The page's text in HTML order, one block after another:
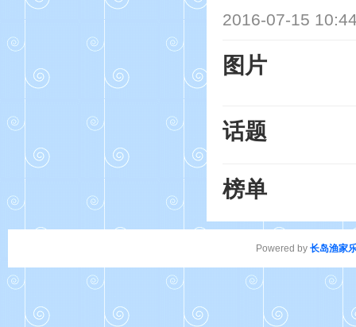
2016-07-15
图片
话题
榜单
Powered by 长岛渔家